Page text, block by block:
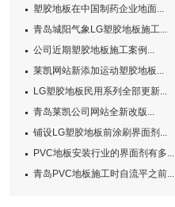
塑胶地板在中国制药企业地面...
青岛城阳气象LG塑胶地板施工...
公司近期塑胶地板施工案例...
莱凯网站新添加运动塑胶地板...
LG塑胶地板民用系列全部更新...
青岛莱凯公司网站全新改版...
铺设LG塑胶地板前涂刷界面剂...
PVC地板安装行业的界面剂有多...
青岛PVC地板施工时自流平之前...